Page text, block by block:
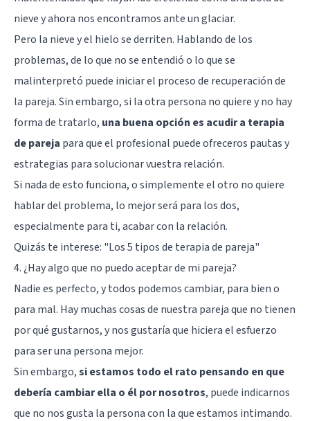
nieve y ahora nos encontramos ante un glaciar.
Pero la nieve y el hielo se derriten. Hablando de los
problemas, de lo que no se entendió o lo que se
malinterpretó puede iniciar el proceso de recuperación de
la pareja. Sin embargo, si la otra persona no quiere y no hay
forma de tratarlo, una buena opción es acudir a terapia
de pareja para que el profesional puede ofreceros pautas y
estrategias para solucionar vuestra relación.
Si nada de esto funciona, o simplemente el otro no quiere
hablar del problema, lo mejor será para los dos,
especialmente para ti, acabar con la relación.
Quizás te interese: "Los 5 tipos de terapia de pareja"
4. ¿Hay algo que no puedo aceptar de mi pareja?
Nadie es perfecto, y todos podemos cambiar, para bien o
para mal. Hay muchas cosas de nuestra pareja que no tienen
por qué gustarnos, y nos gustaría que hiciera el esfuerzo
para ser una persona mejor.
Sin embargo,si estamos todo el rato pensando en que
debería cambiar ella o él por nosotros, puede indicarnos
que no nos gusta la persona con la que estamos intimando.